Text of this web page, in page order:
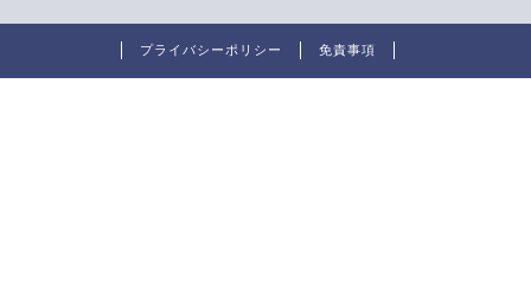
プライバシーポリシー 免責事項